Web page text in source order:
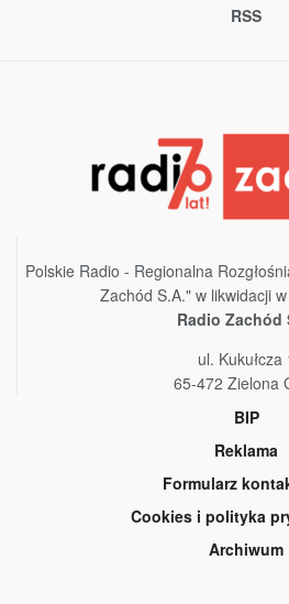
RSS
Polskie Radio - Regionalna
Zachód S.A." w likwidacji
Radio Zachód
ul. Kukułcza
65-472 Zielona
BIP
Reklama
Formularz
Cookies i polityka
Archiwum